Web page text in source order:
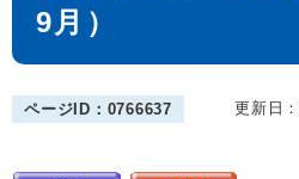
9月）
ページID：0766637 更新日